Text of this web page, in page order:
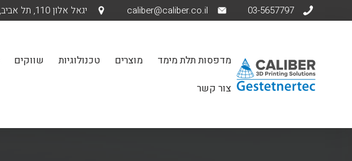
03-5657797
caliber@caliber.co.il יגאל אלון 110, תל אביב, 6789149
מדפסות תלת מימד מוצרים טכנולוגיות שווקים
צור קשר